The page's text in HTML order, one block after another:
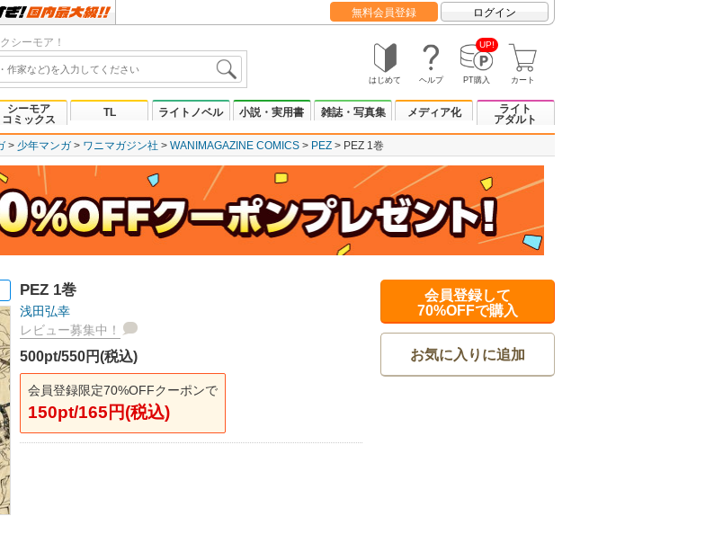
無料会員登録 ログイン
シーモア！
はじめて ヘルプ
UP!
PT購入 カート
シーモア
コミックス
TL ライトノベル 小説・実用書 雑誌・写真集 メディア化
ライト
アダルト
少年マンガ ワニマガジン社 WANIMAGAZINE COMICS PEZ PEZ 1巻
PEZ 1巻
浅田弘幸
レビュー募集中！
500pt/550円(税込)
会員登録限定70%OFFクーポンで
150pt/165円(税込)
会員登録して
70%OFFで購入
お気に入りに追加